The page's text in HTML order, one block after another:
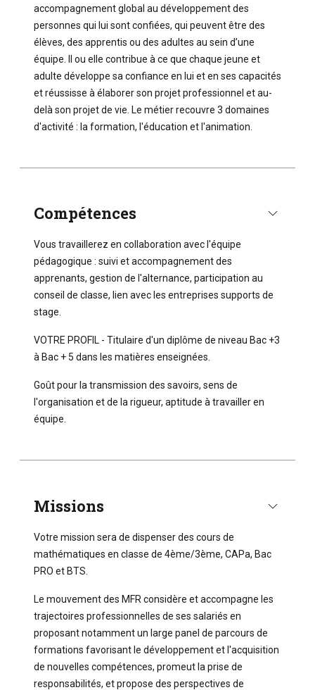
accompagnement global au développement des
personnes qui lui sont confiées, qui peuvent être des
élèves, des apprentis ou des adultes au sein d’une
équipe. Il ou elle contribue à ce que chaque jeune et
adulte développe sa confiance en lui et en ses capacités
et réussisse à élaborer son projet professionnel et au-
delà son projet de vie. Le métier recouvre 3 domaines
d'activité : la formation, l'éducation et l'animation.
Compétences
Vous travaillerez en collaboration avec l'équipe
pédagogique : suivi et accompagnement des
apprenants, gestion de l'alternance, participation au
conseil de classe, lien avec les entreprises supports de
stage.
VOTRE PROFIL - Titulaire d'un diplôme de niveau Bac +3
à Bac + 5 dans les matières enseignées.
Goût pour la transmission des savoirs, sens de
l'organisation et de la rigueur, aptitude à travailler en
équipe.
Missions
Votre mission sera de dispenser des cours de
mathématiques en classe de 4ème/3ème, CAPa, Bac
PRO et BTS.
Le mouvement des MFR considère et accompagne les
trajectoires professionnelles de ses salariés en
proposant notamment un large panel de parcours de
formations favorisant le développement et l'acquisition
de nouvelles compétences, promeut la prise de
responsabilités, et propose des perspectives de